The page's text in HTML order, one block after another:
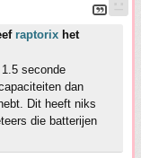
raptorix het
seconde
dan
Dit heeft niks
die batterijen